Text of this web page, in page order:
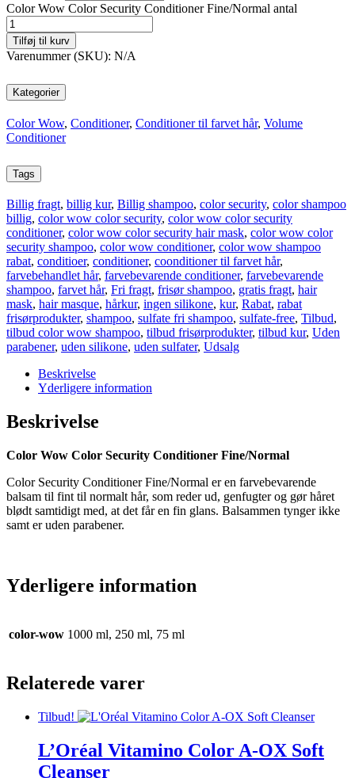
Color Wow Color Security Conditioner Fine/Normal antal
Tilføj til kurv
Varenummer (SKU): N/A
Kategorier
Color Wow, Conditioner, Conditioner til farvet hår, Volume
Conditioner
Tags
Billig fragt, billig kur, Billig shampoo, color security, color shampoo
billig, color wow color security, color wow color security
conditioner, color wow color security hair mask, color wow color
security shampoo, color wow conditioner, color wow shampoo
rabat, conditioer, conditioner, coonditioner til farvet hår,
farvebehandlet hår, farvebevarende conditioner, farvebevarende
shampoo, farvet hår, Fri fragt, frisør shampoo, gratis fragt, hair
mask, hair masque, hårkur, ingen silikone, kur, Rabat, rabat
frisørprodukter, shampoo, sulfate fri shampoo, sulfate-free, Tilbud,
tilbud color wow shampoo, tilbud frisørprodukter, tilbud kur, Uden
parabener, uden silikone, uden sulfater, Udsalg
Beskrivelse
Yderligere information
Beskrivelse
Color Wow Color Security Conditioner Fine/Normal
Color Security Conditioner Fine/Normal er en farvebevarende
balsam til fint til normalt hår, som reder ud, genfugter og gør håret
blødt samtidigt med, at det får en fin glans. Balsammen tynger ikke
samt er uden parabener.
Yderligere information
color-wow 1000 ml, 250 ml, 75 ml
Relaterede varer
Tilbud!
L’Oréal Vitamino Color A-OX Soft
Cleanser